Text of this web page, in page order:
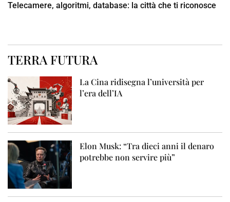
Telecamere, algoritmi, database: la città che ti riconosce
TERRA FUTURA
La Cina ridisegna l’università per
l’era dell’IA
Elon Musk: “Tra dieci anni il denaro
potrebbe non servire più”